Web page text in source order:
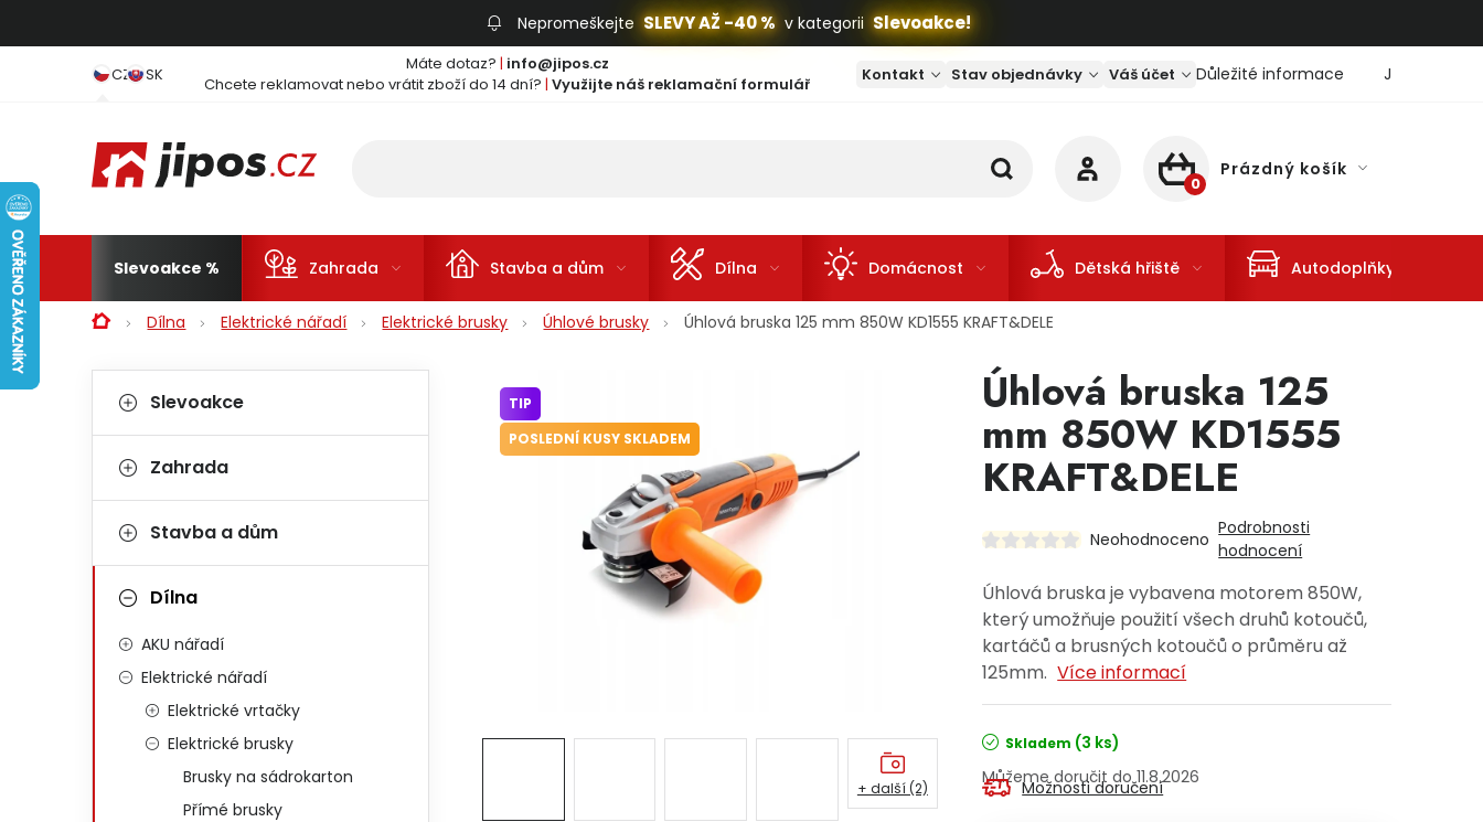
Nepromeškejte SLEVY AŽ -40 % v kategorii Slevoakce!
CZ SK Máte dotaz? | info@jipos.cz
Chcete reklamovat nebo vrátit zboží do 14 dní? | Využijte náš reklamační formulář Kontakt Stav objednávky Váš účet Důležité informace Jaký je
NÁKUPNÍ KOŠÍK
Prázdný košík
Slevoakce Zahrada Stavba a dům Dílna Domácnost Dětská hřiště Autodoplňky
DomůDílna Elektrické nářadí Elektrické brusky Úhlové brusky Úhlová bruska 125 mm 850W KD1555 KRAFT&DELE
Postranní panel
Kategorie
Slevoakce
Zahrada
Stavba a dům
Dílna
AKU nářadí
Elektrické nářadí
Elektrické vrtačky
Elektrické brusky
Brusky na sádrokarton
Přímé brusky
Úhlová bruska 125
mm 850W KD1555
KRAFT&DELE
Neohodnoceno
Podrobnosti
hodnocení
Úhlová bruska je vybavena motorem 850W,
který umožňuje použití všech druhů kotoučů,
kartáčů a brusných kotoučů o průměru až
125mm. Více informací
Skladem (3 ks)
11.8.2026
Možnosti doručení
TIP
POSLEDNÍ KUSY SKLADEM
+ další (2)